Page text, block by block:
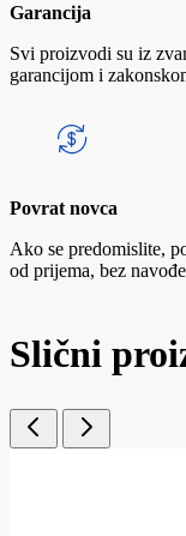
Garancija
Svi proizvodi su iz
garancijom i
Povrat novca
Ako se predomislite,
od prijema, bez
Slični